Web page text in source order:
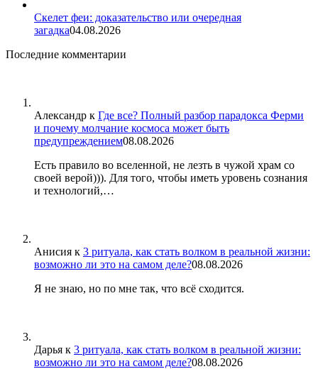
Скелет феи: доказательство или очередная
загадка04.08.2026
Последние комментарии
Александр к Где все? Полный разбор парадокса Ферми
и почему молчание космоса может быть
предупреждением08.08.2026
Есть правило во вселенной, не лезть в чужой храм со
своей верой))). Для того, чтобы иметь уровень сознания
и технологий,…
Анисия к 3 ритуала, как стать волком в реальной жизни:
возможно ли это на самом деле?08.08.2026
Я не знаю, но по мне так, что всё сходится.
Дарья к 3 ритуала, как стать волком в реальной жизни:
возможно ли это на самом деле?08.08.2026